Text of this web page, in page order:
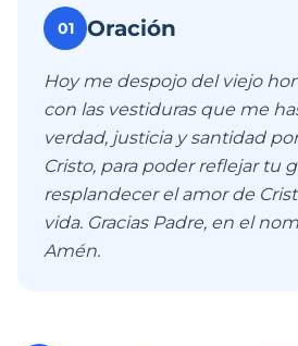
01 Oración
Hoy me despojo del viejo
con las vestiduras que me
verdad, justicia y santidad
Cristo, para poder reflejar tu
resplandecer el amor de
vida. Gracias Padre, en el
Amén.